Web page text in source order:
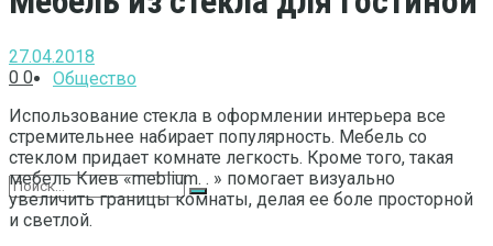
Общество
27.04.2018
0 0
Использование стекла в оформлении интерьера все
стремительнее набирает популярность. Мебель со
стеклом придает комнате легкость. Кроме того, такая
мебель Киев «meblium. . » помогает визуально
увеличить границы комнаты, делая ее боле просторной
и светлой.